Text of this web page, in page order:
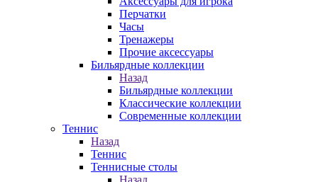
Перчатки
Часы
Тренажеры
Прочие аксессуары
Бильярдные коллекции
Назад
Бильярдные коллекции
Классические коллекции
Современные коллекции
Теннис
Назад
Теннис
Теннисные столы
Назад